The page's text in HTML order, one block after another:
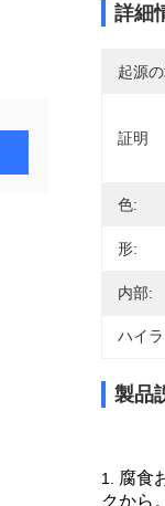
詳細
起源
証明
色:
形:
内部:
ハイ
製品
1.
腐食
クから